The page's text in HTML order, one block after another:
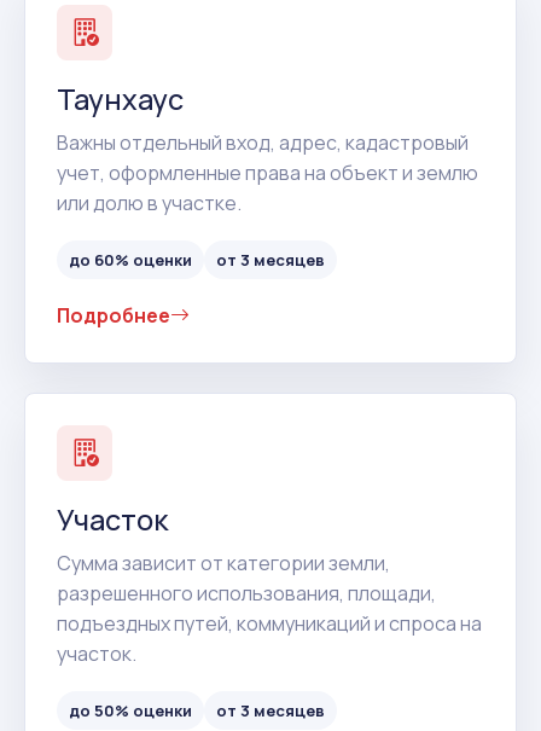
Таунхаус
Важны отдельный вход, адрес, кадастровый
учет, оформленные права на объект и землю
или долю в участке.
до 60% оценки от 3 месяцев
Подробнее
Участок
Сумма зависит от категории земли,
разрешенного использования, площади,
подъездных путей, коммуникаций и спроса на
участок.
до 50% оценки от 3 месяцев